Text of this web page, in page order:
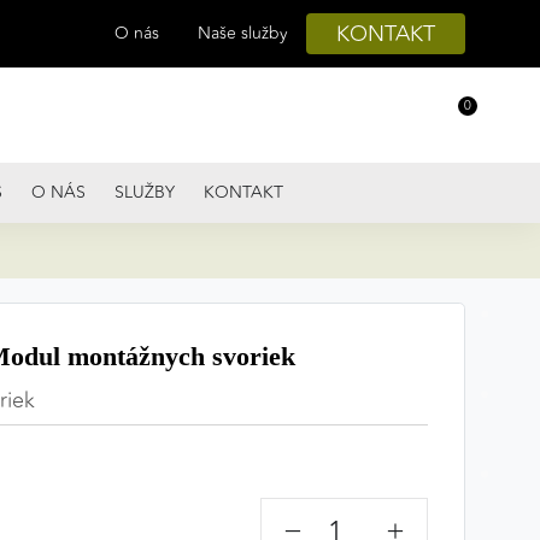
O nás Naše služby KONTAKT
0
O NÁS SLUŽBY KONTAKT
montážnych svoriek
− +